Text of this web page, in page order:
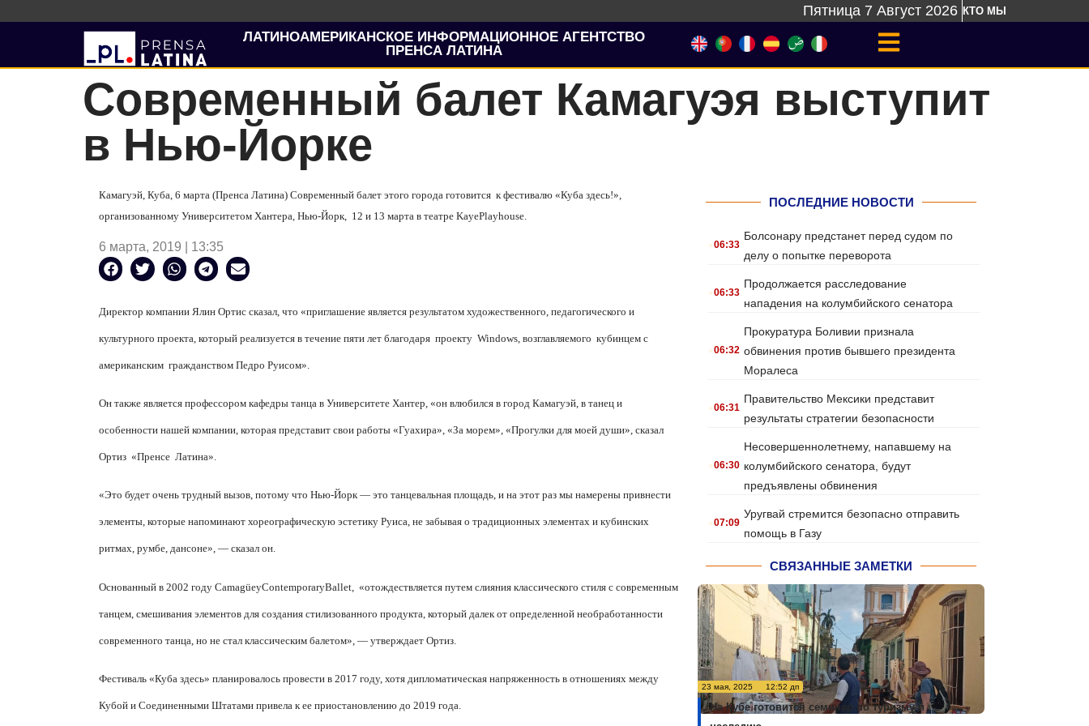
Пятница 7 Август 2026 КТО МЫ
ЛАТИНОАМЕРИКАНСКОЕ ИНФОРМАЦИОННОЕ АГЕНТСТВО
ПРЕНСА ЛАТИНА
Современный балет Камагуэя выступит
в Нью-Йорке
Камагуэй, Куба, 6 марта (Пренса Латина) Современный балет этого города готовится к фестивалю «Куба здесь!»,
организованному Университетом Хантера, Нью-Йорк, 12 и 13 марта в театре KayePlayhouse.
6 марта, 2019 | 13:35
Директор компании Ялин Ортис сказал, что «приглашение является результатом художественного, педагогического и
культурного проекта, который реализуется в течение пяти лет благодаря проекту Windows , возглавляемого кубинцем с
американским гражданством Педро Руисом».
Он также является профессором кафедры танца в Университете Хантер, «он влюбился в город Камагуэй, в танец и
особенности нашей компании, которая представит свои работы «Гуахира», «За морем», «Прогулки для моей души», сказал
Ортиз «Пренсе Латина».
«Это будет очень трудный вызов, потому что Нью-Йорк — это танцевальная площадь, и на этот раз мы намерены привнести
элементы, которые напоминают хореографическую эстетику Руиса, не забывая о традиционных элементах и кубинских
ритмах, румбе, дансоне», — сказал он.
Основанный в 2002 году CamagüeyContemporaryBallet «отождествляется путем слияния классического стиля с современным
танцем, смешивания элементов для создания стилизованного продукта, который далек от определенной необработанности
современного танца, но не стал классическим балетом», — утверждает Ортиз.
Фестиваль «Куба здесь» планировалось провести в 2017 году, хотя дипломатическая напряженность в отношениях между
Кубой и Соединенными Штатами привела к ее приостановлению до 2019 года.
ПОСЛЕДНИЕ НОВОСТИ
.06:33
Болсонару предстанет перед судом по
делу о попытке переворота
.06:33
Продолжается расследование
нападения на колумбийского сенатора
.06:32
Прокуратура Боливии признала
обвинения против бывшего президента
Моралеса
.06:31
Правительство Мексики представит
результаты стратегии безопасности
.06:30
Несовершеннолетнему, напавшему на
колумбийского сенатора, будут
предъявлены обвинения
.07:09
Уругвай стремится безопасно отправить
помощь в Газу
СВЯЗАННЫЕ ЗАМЕТКИ
23 мая, 2025 12:52 дп
На Кубе готовится семинар по туризму и